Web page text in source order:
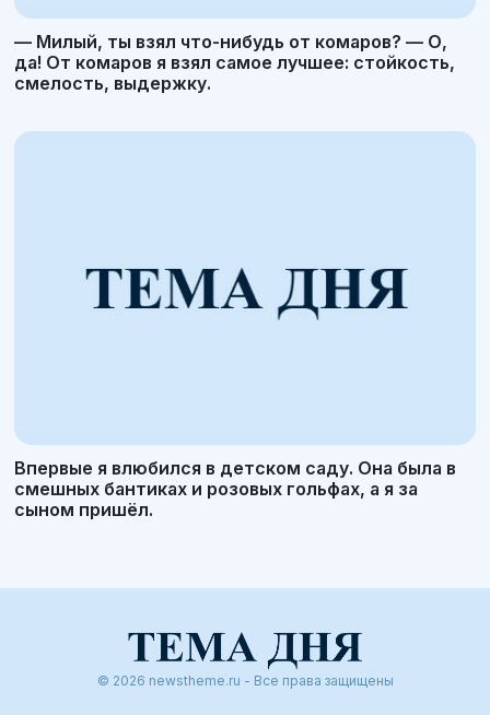
— Милый, ты взял что-нибудь от комаров? — О,
да! От комаров я взял самое лучшее: стойкость,
смелость, выдержку.
Впервые я влюбился в детском саду. Она была в
смешных бантиках и розовых гольфах, а я за
сыном пришёл.
© 2026 newstheme.ru - Все права защищены